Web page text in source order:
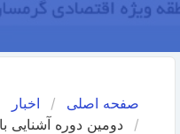
صفحه اصلی
اخبار